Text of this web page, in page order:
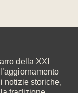
della XXI
notizie storiche,